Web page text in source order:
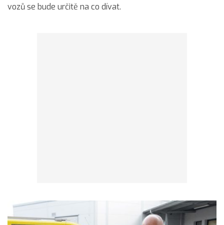
vozů se bude určitě na co dívat.